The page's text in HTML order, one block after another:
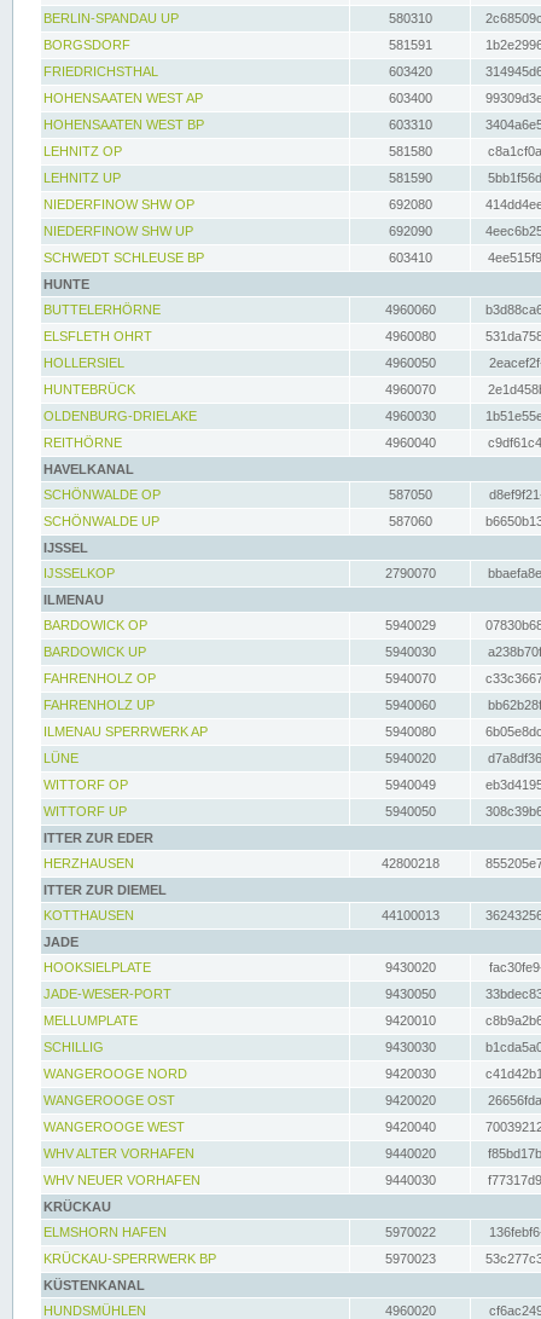
BERLIN-SPANDAU UP
580310
BORGSDORF
581591
FRIEDRICHSTHAL
603420
HOHENSAATEN WEST AP
603400
HOHENSAATEN WEST BP
603310
LEHNITZ OP
581580
LEHNITZ UP
581590
NIEDERFINOW SHW OP
692080
NIEDERFINOW SHW UP
692090
SCHWEDT SCHLEUSE BP
603410
HUNTE
BUTTELERHÖRNE
4960060
ELSFLETH OHRT
4960080
HOLLERSIEL
4960050
HUNTEBRÜCK
4960070
OLDENBURG-DRIELAKE
4960030
REITHÖRNE
4960040
HAVELKANAL
SCHÖNWALDE OP
587050
SCHÖNWALDE UP
587060
IJSSEL
IJSSELKOP
2790070
ILMENAU
BARDOWICK OP
5940029
BARDOWICK UP
5940030
FAHRENHOLZ OP
5940070
FAHRENHOLZ UP
5940060
ILMENAU SPERRWERK AP
5940080
LÜNE
5940020
WITTORF OP
5940049
WITTORF UP
5940050
ITTER ZUR EDER
HERZHAUSEN
42800218
ITTER ZUR DIEMEL
KOTTHAUSEN
44100013
JADE
HOOKSIELPLATE
9430020
JADE-WESER-PORT
9430050
MELLUMPLATE
9420010
SCHILLIG
9430030
WANGEROOGE NORD
9420030
WANGEROOGE OST
9420020
WANGEROOGE WEST
9420040
WHV ALTER VORHAFEN
9440020
WHV NEUER VORHAFEN
9440030
KRÜCKAU
ELMSHORN HAFEN
5970022
KRÜCKAU-SPERRWERK BP
5970023
KÜSTENKANAL
HUNDSMÜHLEN
4960020